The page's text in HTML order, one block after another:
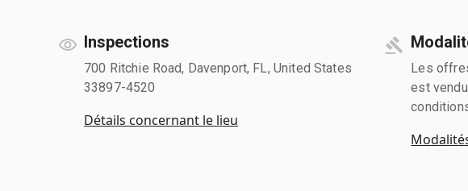
Inspections
700 Ritchie Road, Davenport, FL, United States
33897-4520
Détails concernant le lieu
Les
est